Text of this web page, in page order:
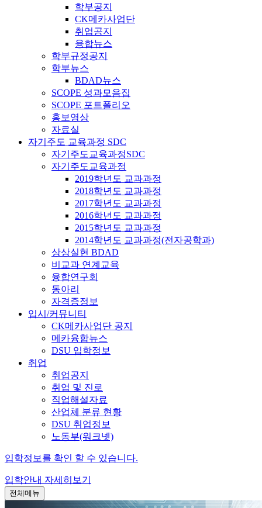
학부공지
CK메카사업단
취업공지
융합뉴스
학부규정공지
학부뉴스
BDAD뉴스
SCOPE 성과모음집
SCOPE 포트폴리오
홍보영상
자료실
자기주도 교육과정 SDC
자기주도교육과정SDC
자기주도교육과정
2019학년도 교과과정
2018학년도 교과과정
2017학년도 교과과정
2016학년도 교과과정
2015학년도 교과과정
2014학년도 교과과정(전자공학과)
상상실현 BDAD
비교과 연계교육
융합연구회
동아리
자격증정보
입시/커뮤니티
CK메카사업단 공지
메카융합뉴스
DSU 입학정보
취업
취업공지
취업 및 진로
직업해설자료
산업체 분류 현황
DSU 취업정보
노동부(워크넷)
입학정보를 확인 할 수 있습니다.
입학안내 자세히보기
전체메뉴